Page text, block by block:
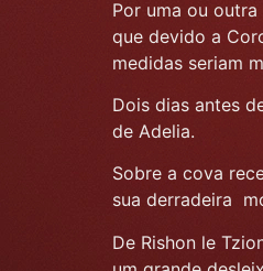
Por uma ou
que devido a
medidas seriam
Dois dias antes
de Adelia.
Sobre a cova
sua derradeira
De Rishon le